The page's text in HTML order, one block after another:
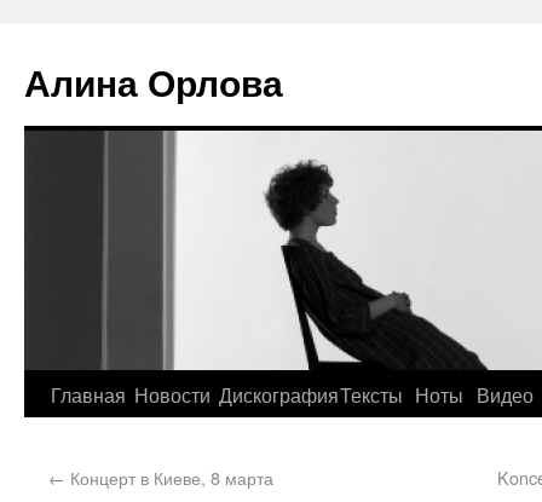
Алина Орлова
Главная Новости ДискографияТексты Ноты Видео
← Концерт в Киеве, 8 марта